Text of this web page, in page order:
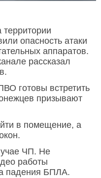
опасность атаки
аппаратов.
рассказал
готовы встретить
призывают
в помещение, а
ЧП. Не
работы
падения БПЛА.